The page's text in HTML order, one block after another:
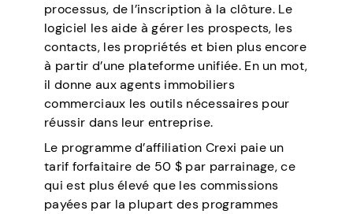
processus, de l’inscription à la clôture. Le
logiciel les aide à gérer les prospects, les
contacts, les propriétés et bien plus encore
à partir d’une plateforme unifiée. En un mot,
il donne aux agents immobiliers
commerciaux les outils nécessaires pour
réussir dans leur entreprise.
Le programme d’affiliation Crexi paie un
tarif forfaitaire de 50 $ par parrainage, ce
qui est plus élevé que les commissions
payées par la plupart des programmes